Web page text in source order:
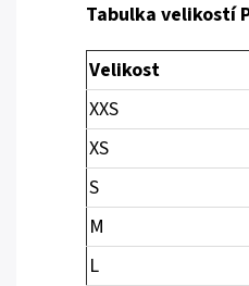
Tabulka velikostí
Velikost
XXS
XS
S
M
L